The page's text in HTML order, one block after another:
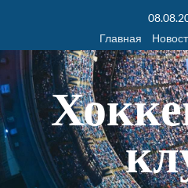
Главная